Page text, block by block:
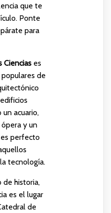
que te
Ponte
para
Cienciases
de
acuario,
y un
es perfecto
tecnología.
de historia,
es el lugar
de